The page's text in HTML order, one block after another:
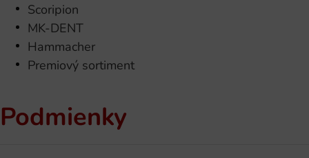
Scoripion
MK-DENT
Hammacher
Premiový sortiment
Podmienky